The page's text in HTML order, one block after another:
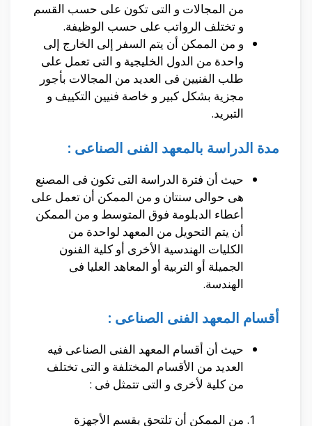
من المجالات و التى تكون على حسب القسم
و تختلف الرواتب على حسب الوظيفة.
و من الممكن أن يتم السفر إلى الخارج إلى
واحدة من الدول الخليجية و التى تعمل على
طلب الفنيين فى العديد من المجالات بأجور
مجزية بشكل كبير و خاصة فنيين التكييف و
التبريد.
مدة الدراسة بالمعهد الفنى الصناعى :
حيث أن فترة الدراسة التى تكون فى المصنع
هى حوالى سنتان و من الممكن أن تعمل على
أعطاء الدبلومة فوق المتوسط و من الممكن
أن يتم التحويل من المعهد لواحدة من
الكليات الهندسية الأخرى أو كلية الفنون
الجميلة أو التربية أو المعاهد العليا فى
الهندسة.
أقسام المعهد الفنى الصناعى :
حيث أن أقسام المعهد الفنى الصناعى فيه
العديد من الأقسام المختلفة و التى تختلف
من كلية لأخرى و التى تتمثل فى :
من الممكن أن تلتحق بقسم الأجهزة